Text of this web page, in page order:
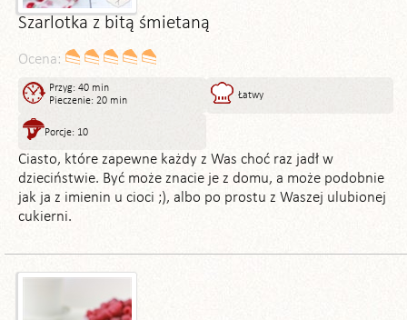
Szarlotka z bitą śmietaną
Ocena:
Przyg: 40 min
Pieczenie: 20 min
Łatwy
Porcje: 10
Ciasto, które zapewne każdy z Was choć raz jadł w
dzieciństwie. Być może znacie je z domu, a może podobnie
jak ja z imienin u cioci ;), albo po prostu z Waszej ulubionej
cukierni.